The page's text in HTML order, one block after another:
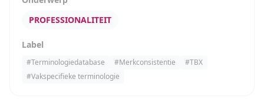
PROFESSIONALITEIT
Label
#Terminologiedatabase #Merkconsistentie #TBX
#Vakspecifieke terminologie